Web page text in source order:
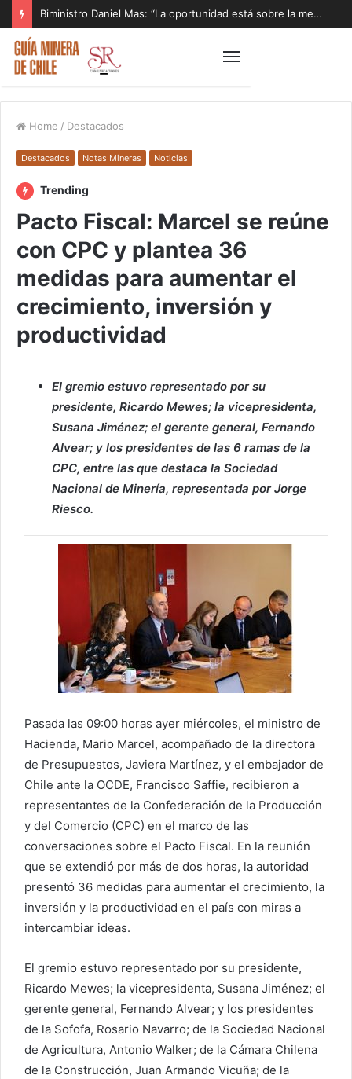
Biministro Daniel Mas: “La oportunidad está sobre la mesa y tenemos que aprovecharla”
Home / Destacados
Destacados Notas Mineras Noticias
Trending
Pacto Fiscal: Marcel se reúne
con CPC y plantea 36
medidas para aumentar el
crecimiento, inversión y
productividad
El gremio estuvo representado por su
presidente, Ricardo Mewes; la vicepresidenta,
Susana Jiménez; el gerente general, Fernando
Alvear; y los presidentes de las 6 ramas de la
CPC, entre las que destaca la Sociedad
Nacional de Minería, representada por Jorge
Riesco.
Pasada las 09:00 horas ayer miércoles, el ministro de
Hacienda, Mario Marcel, acompañado de la directora
de Presupuestos, Javiera Martínez, y el embajador de
Chile ante la OCDE, Francisco Saffie, recibieron a
representantes de la Confederación de la Producción
y del Comercio (CPC) en el marco de las
conversaciones sobre el Pacto Fiscal. En la reunión
que se extendió por más de dos horas, la autoridad
presentó 36 medidas para aumentar el crecimiento, la
inversión y la productividad en el país con miras a
intercambiar ideas.
El gremio estuvo representado por su presidente,
Ricardo Mewes; la vicepresidenta, Susana Jiménez; el
gerente general, Fernando Alvear; y los presidentes
de la Sofofa, Rosario Navarro; de la Sociedad Nacional
de Agricultura, Antonio Walker; de la Cámara Chilena
de la Construcción, Juan Armando Vicuña; de la